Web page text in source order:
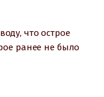
что острое
ранее не было